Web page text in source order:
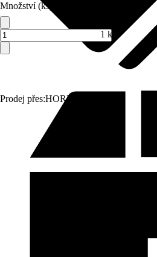
Prodej přes:HORNBACH
Množství (ks)
1 ks